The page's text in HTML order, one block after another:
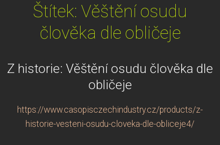
Štítek: Věštění osudu
člověka dle obličeje
Z historie: Věštění osudu člověka dle
obličeje
https://www.casopisczechindustry.cz/products/z-
historie-vesteni-osudu-cloveka-dle-obliceje4/